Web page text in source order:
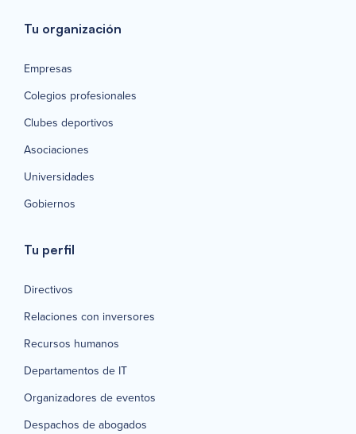
Tu organización
Empresas
Colegios profesionales
Clubes deportivos
Asociaciones
Universidades
Gobiernos
Tu perfil
Directivos
Relaciones con inversores
Recursos humanos
Departamentos de IT
Organizadores de eventos
Despachos de abogados